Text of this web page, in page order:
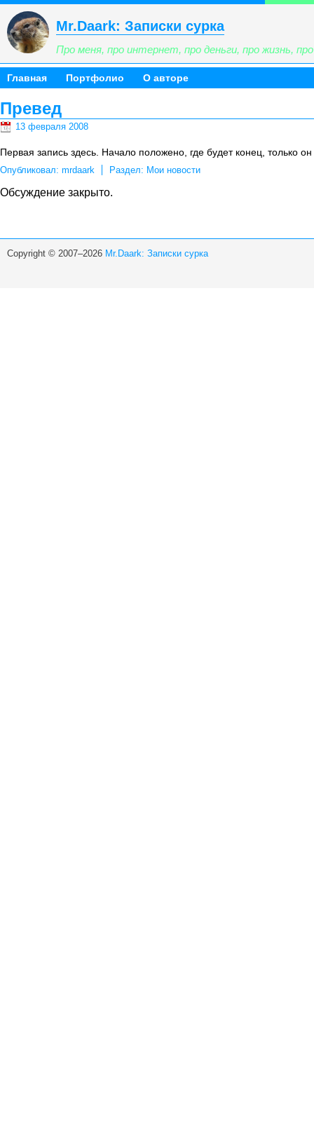
Mr.Daark: Записки сурка
Про меня, про интернет, про деньги, про жизнь,
Главная Портфолио О авторе
Превед
13 февраля 2008
Первая запись здесь. Начало положено, где будет конец, только
Опубликовал: mrdaark Раздел: Мои новости
Обсуждение закрыто.
Copyright © 2007–2026 Mr.Daark: Записки сурка